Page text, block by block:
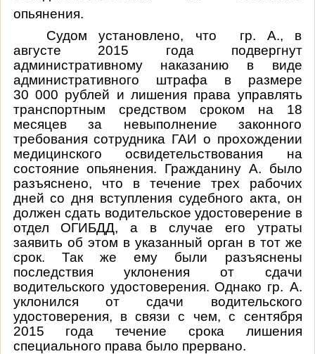
опьянения.
Судом установлено, что гр. А., в
августе 2015 года подвергнут
административному наказанию в виде
административного штрафа в размере
30 000 рублей и лишения права управлять
транспортным средством сроком на 18
месяцев за невыполнение законного
требования сотрудника ГАИ о прохождении
медицинского освидетельствования на
состояние опьянения. Гражданину А. было
разъяснено, что в течение трех рабочих
дней со дня вступления судебного акта, он
должен сдать водительское удостоверение в
отдел ОГИБДД, а в случае его утраты
заявить об этом в указанный орган в тот же
срок. Так же ему были разъяснены
последствия уклонения от сдачи
водительского удостоверения. Однако гр. А.
уклонился от сдачи водительского
удостоверения, в связи с чем, с сентября
2015 года течение срока лишения
специального права было прервано.